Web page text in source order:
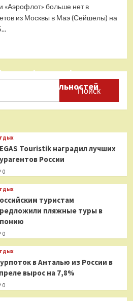
«Аэрофлот» больше нет в
из Москвы в Маэ (Сейшелы) на
с фотографиями
Touristik наградил лучших
России
0
туристам
пляжные туры в
0
в Анталью из России в
вырос на 7,8%
0